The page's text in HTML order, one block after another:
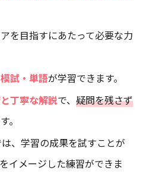
を目指すにあたって必要な力
試・単語が学習できます。
丁寧な解説で、 疑問を残さず
。
、学習の成果を試すことが
イメージした練習ができま